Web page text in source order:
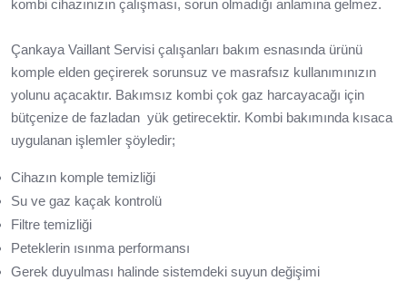
kombi cihazınızın çalışması, sorun olmadığı anlamına gelmez.
Çankaya Vaillant Servisi çalışanları bakım esnasında ürünü
komple elden geçirerek sorunsuz ve masrafsız kullanımınızın
yolunu açacaktır. Bakımsız kombi çok gaz harcayacağı için
bütçenize de fazladan yük getirecektir. Kombi bakımında kısaca
uygulanan işlemler şöyledir;
Cihazın komple temizliği
Su ve gaz kaçak kontrolü
Filtre temizliği
Peteklerin ısınma performansı
Gerek duyulması halinde sistemdeki suyun değişimi